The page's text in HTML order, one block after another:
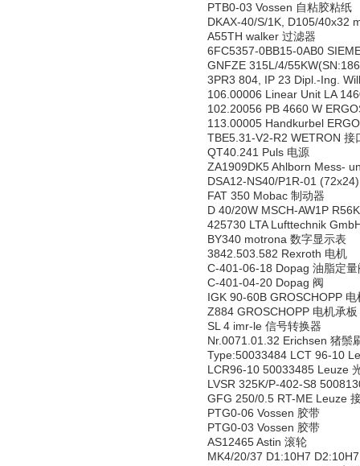
PTB0-03 Vossen 自粘胶粘纸
DKAX-40/S/1K, D105/40x32
A55TH walker 过滤器
6FC5357-0BB15-0AB0
GNFZE 315L/4/
3PR3 804, IP 23 Dipl.-Ing.
106.00006 Linear Unit LA
102.20056 PB 4660 W
113.00005 Handkurbel
TBE5.31-V2-R2 WETRON 接
QT40.241 Puls 电源
ZA1909DK5 Ahlborn Mess-
DSA12-NS40/P1R-01
FAT 350 Mobac 制动器
D 40/20W MSCH-AW1P
425730 LTA Lufttechnik
BY340 motrona 数字显示表
3842.503.582 Rexroth 电机
C-401-06-18 Dopag 油脂定量
C-401-04-20 Dopag 阀
IGK 90-60B GROSCHOPP 电
Z884 GROSCHOPP 电机承板
SL 4 imr-le 信号转换器
Nr.0071.01.32 Erichsen 猪鬃
Type:50033484 LCT 96-10
LCR96-10 50033485 Leuze
LVSR 325K/P-402-S8
GFG 250/0.5 RT-ME Leuze
PTG0-06 Vossen 胶带
PTG0-03 Vossen 胶带
AS12465 Astin 滚轮
MK4/20/37 D1:10H7